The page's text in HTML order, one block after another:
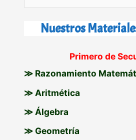
u
r
p
o
Nuestros
Primero de
≫ Razonamiento
≫ Aritmética
≫ Álgebra
≫ Geometría